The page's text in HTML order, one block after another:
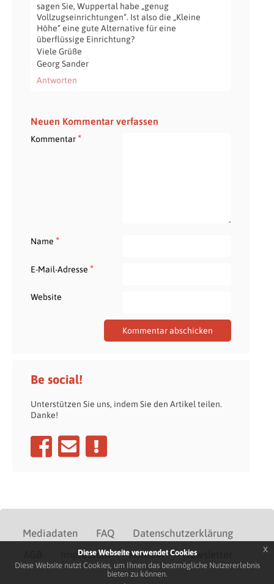
sagen Sie, Wuppertal habe „genug
Vollzugseinrichtungen“. Ist also die „Kleine
Höhe“ eine gute Alternative für eine
überflüssige Einrichtung?
Viele Grüße
Georg Sander
Antworten
Neuen Kommentar verfassen
Kommentar*
Name *
E-Mail-Adresse *
Website
Be social!
Unterstützen Sie uns, indem Sie den Artikel teilen.
Danke!
Mediadaten FAQ
Datenschutzerklärung
Impressum Kontakt Newsletter
Diese Webseite verwendet Cookies
Diese Website nutzt Cookies, um Ihnen das bestmögliche Nutzererlebnis
bieten zu können.
x